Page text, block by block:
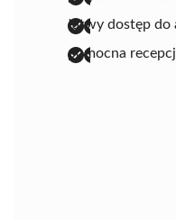
łatwy dostęp do
pomocna